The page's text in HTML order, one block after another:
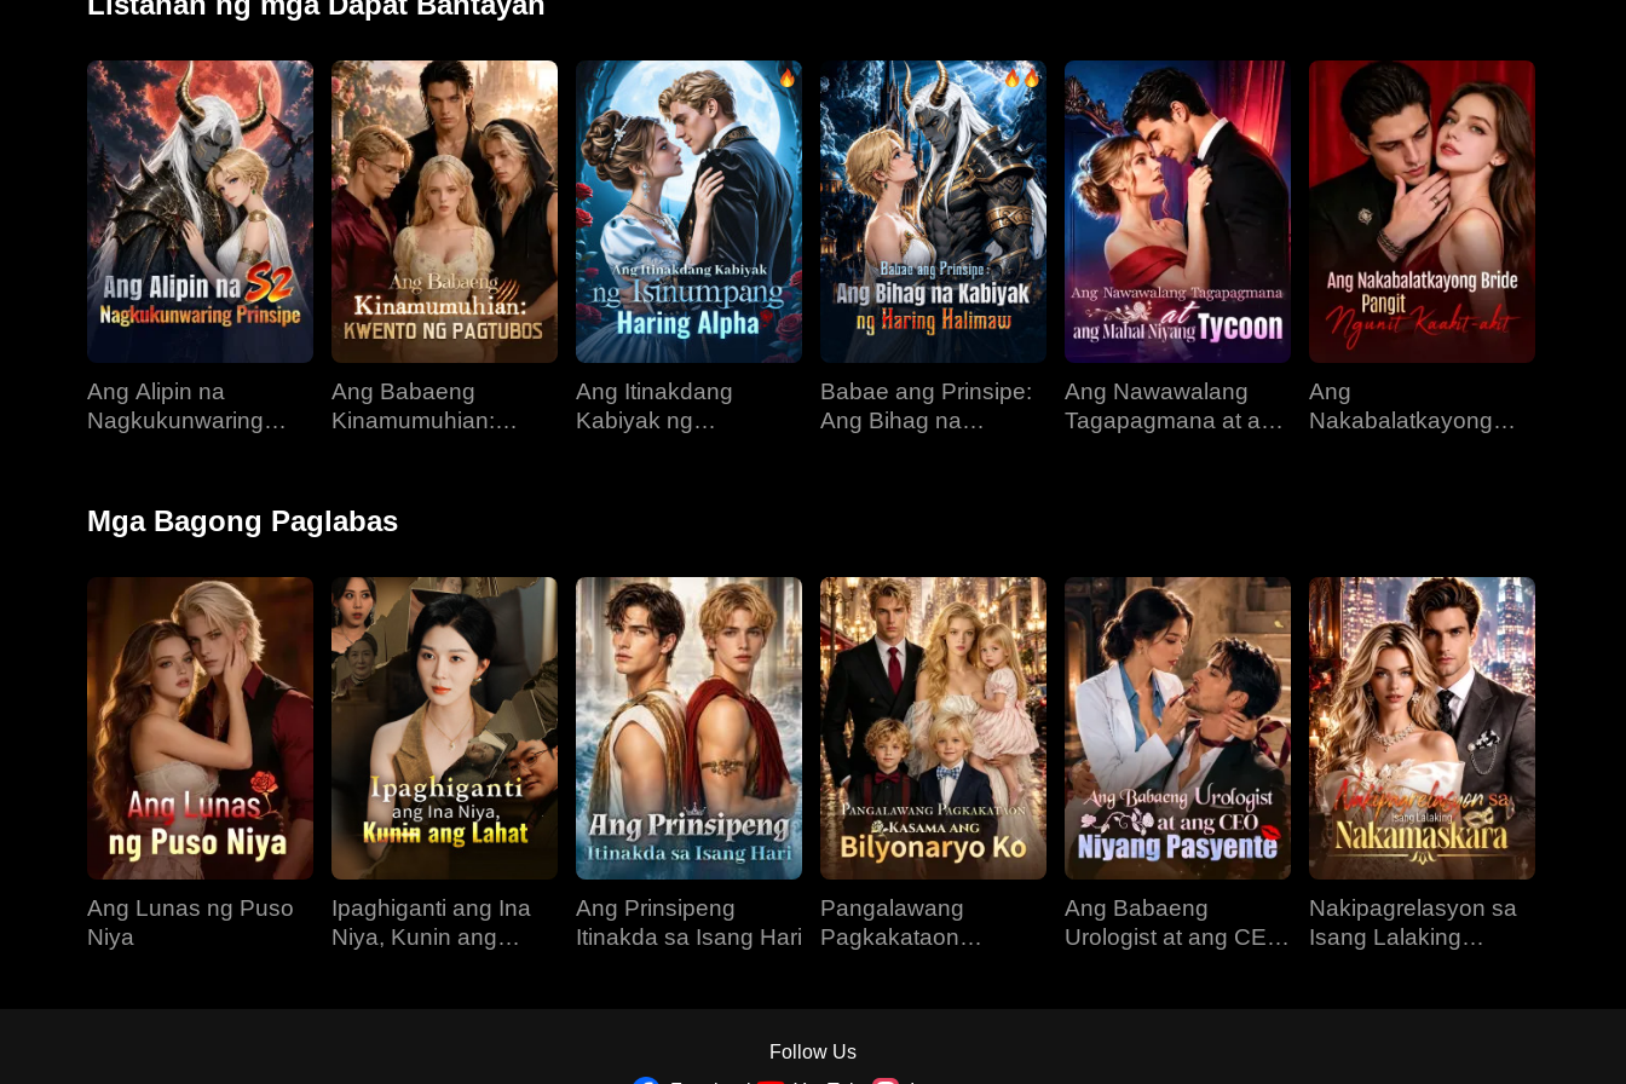
EP 34 EP 35
Ang Alipin na
Nagkukunwaring
Ang Babaeng
Kinamumuhian:
Ang Itinakdang
Kabiyak ng
Babae ang Prinsipe:
Ang Bihag na
Ang Nawawalang
Tagapagmana at ang
Ang
Nakabalatkayong
Mga Bagong Paglabas
Ang Lunas ng Puso
Niya
Ipaghiganti ang Ina
Niya, Kunin ang
Ang Prinsipeng
Itinakda sa Isang Hari
Pangalawang
Pagkakataon
Ang Babaeng
Urologist at ang CEO
Nakipagrelasyon sa
Isang Lalaking
Follow Us